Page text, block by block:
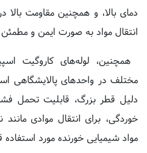
انتقال مواد به صورت ایمن و
مختلف در واحدهای پالایشگاهی
دلیل قطر بزرگ، قابلیت تحمل
خوردگی، برای انتقال موادی
مواد شیمیایی خورنده مورد استفاده